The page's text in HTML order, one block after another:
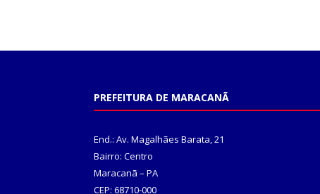
PREFEITURA DE MARACANÃ
End.: Av. Magalhães Barata, 21
Bairro: Centro
Maracanã – PA
CEP: 68710-000